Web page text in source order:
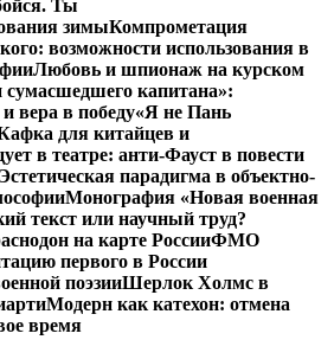
Ты
зимыКомпрометация
возможности использования в
Любовь и шпионаж на курском
сумасшедшего капитана»:
вера в победу«Я не Пань
для китайцев и
в театре: анти-Фауст в повести
Эстетическая парадигма в объектно-
Монография «Новая военная
текст или научный труд?
на карте РоссииФМО
первого в России
поэзииШерлок Холмс в
Модерн как катехон: отмена
время